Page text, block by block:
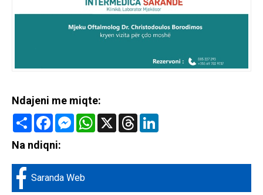
Ndajeni me miqte:
Share FacebookMessenger
WhatsApp
X Threads
Na ndiqni:
Saranda Web